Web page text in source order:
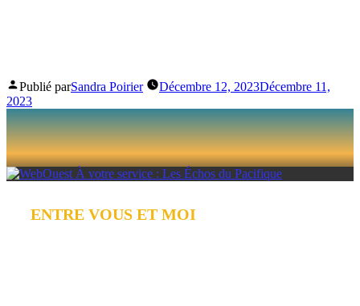
Publié parSandra Poirier Décembre 12, 2023Décembre 11,
2023
ENTRE VOUS ET MOI